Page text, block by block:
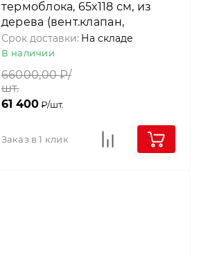
термоблока, 65х118 см, из
дерева (вент.клапан,
однокамерное,
среднеповоротное), Roto
Срок доставки: На складе
В наличии
66000,00₽/
шт.
61 400₽/шт.
Заказ в 1 клик